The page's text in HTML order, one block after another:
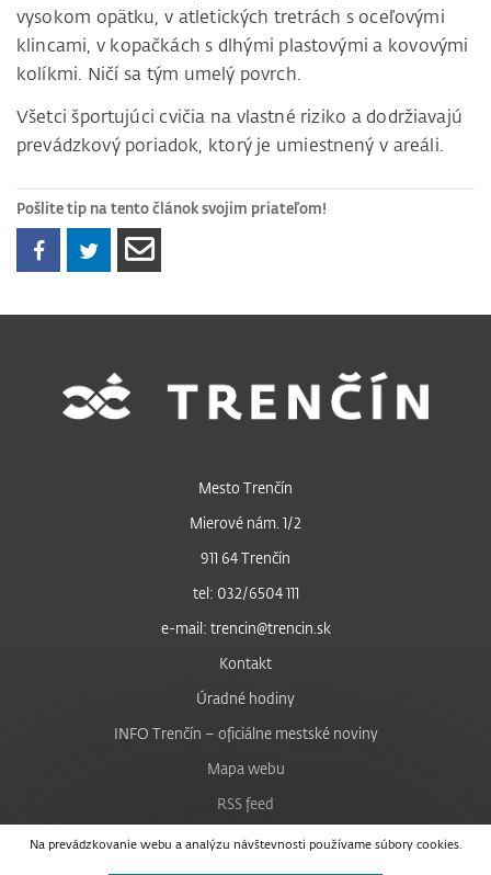
vysokom opätku, v atletických tretrách s oceľovými
klincami, v kopačkách s dlhými plastovými a kovovými
kolíkmi. Ničí sa tým umelý povrch.
Všetci športujúci cvičia na vlastné riziko a dodržiavajú
prevádzkový poriadok, ktorý je umiestnený v areáli.
Pošlite tip na tento článok svojim priateľom!
Na prevádzkovanie webu a analýzu návštevnosti používame súbory cookies.
Mesto Trenčín
Mierové nám. 1/2
911 64 Trenčín
tel: 032/6504 111
e-mail: trencin@trencin.sk
Kontakt
Úradné hodiny
INFO Trenčín – oficiálne mestské noviny
Mapa webu
RSS feed
Nastavenie cookies